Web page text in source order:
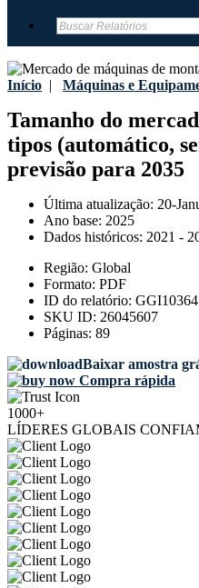
Início | Máquinas e
Tamanho do
tipos (automático,
previsão para 2035
Última atualização: 20-
Ano base: 2025
Dados históricos: 2021 -
Região: Global
Formato: PDF
ID do relatório:
SKU ID: 26045607
Páginas: 89
Baixar amostra
Compra rápida
1000+
LÍDERES GLOBAIS